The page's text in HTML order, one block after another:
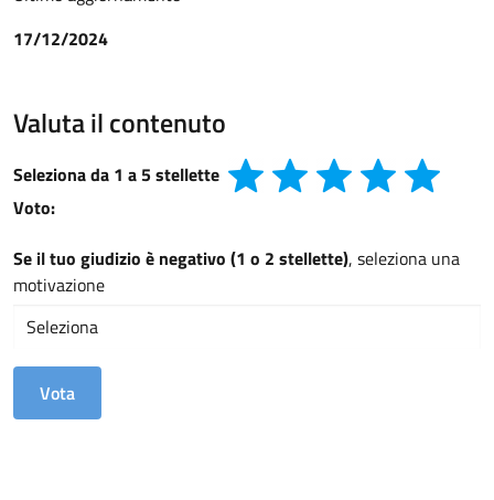
17/12/2024
Valuta il contenuto
Seleziona da 1 a 5 stellette
Voto:
Se il tuo giudizio è negativo (1 o 2 stellette), seleziona una
motivazione